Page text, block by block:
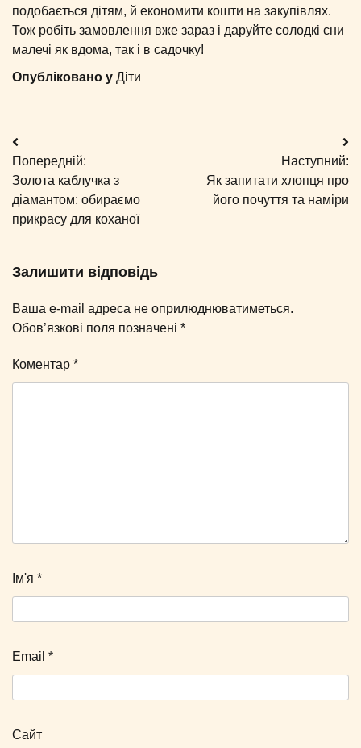
подобається дітям, й економити кошти на закупівлях.
Тож робіть замовлення вже зараз і даруйте солодкі сни
малечі як вдома, так і в садочку!
Опубліковано у Діти
Навігація
записів
Попередній:
Золота каблучка з
діамантом: обираємо
прикрасу для коханої
Наступний:
Як запитати хлопця про
його почуття та наміри
Залишити відповідь
Ваша e-mail адреса не оприлюднюватиметься.
Обов’язкові поля позначені *
Коментар *
Ім'я *
Email *
Сайт